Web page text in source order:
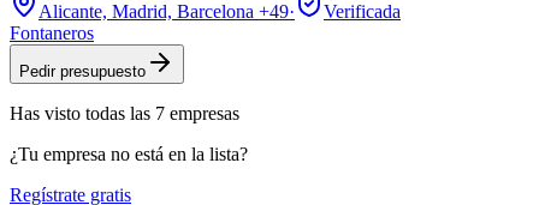
Alicante, Madrid, Barcelona +49·
Verificada
Fontaneros
Pedir presupuesto
Has visto todas las 7 empresas
¿Tu empresa no está en la lista?
Regístrate gratis